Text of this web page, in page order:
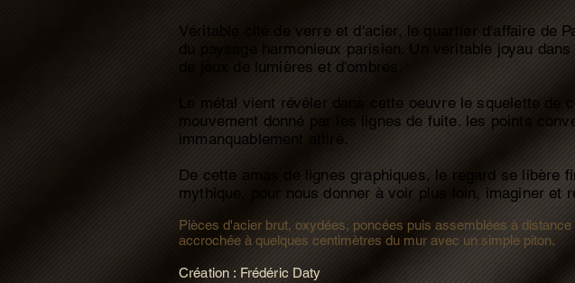
Véritable cité de verre et d'acier, le quartier d'affaire de
du paysage harmonieux parisien. Un véritable joyau
de jeux de lumières et d'ombres.
Le métal vient révéler dans cette oeuvre le squelette
mouvement donné par les lignes de fuite. les points
immanquablement attiré.
De cette amas de lignes graphiques, le regard se libère
mythique, pour nous donner à voir plus loin, imaginer et
Pièces d'acier brut, oxydées, poncées puis assemblées à
accrochée à quelques centimètres du mur avec un simple piton.
Création : Frédéric Daty